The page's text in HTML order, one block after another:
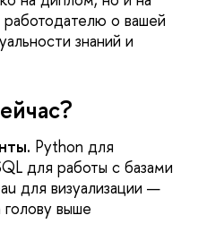
о вашей
знаний и
Python для
для работы с базами
для визуализации —
выше